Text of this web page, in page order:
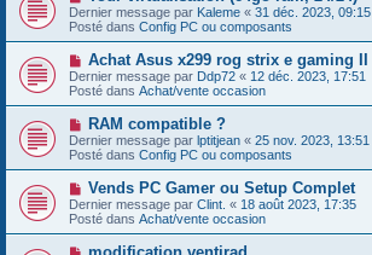
s
a
g
u
m
e
s
s
a
g
e
o
u
v
a
u
m
e
s
a
g
e
Dernier message par Kaleme « 31 déc. 2023, 09:15
Posté dans Config PC ou composants
N
o
u
v
e
a
u
m
e
s
s
a
g
Achat Asus x299 rog strix e gaming II
Dernier message par Ddp72 « 12 déc. 2023, 17:51
Posté dans Achat/vente occasion
N
o
u
v
e
u
m
e
s
RAM compatible ?
Dernier message par lptitjean « 25 nov. 2023, 13:51
Posté dans Config PC ou composants
N
o
u
v
Vends PC Gamer ou Setup Complet
Dernier message par Clint. « 18 août 2023, 17:35
Posté dans Achat/vente occasion
Nmodification ventirad